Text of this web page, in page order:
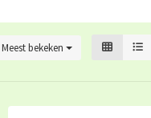
Meest bekeken